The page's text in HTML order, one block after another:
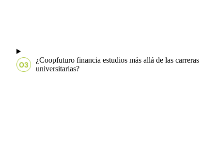
¿Coopfuturo financia estudios más allá de las carreras
universitarias?